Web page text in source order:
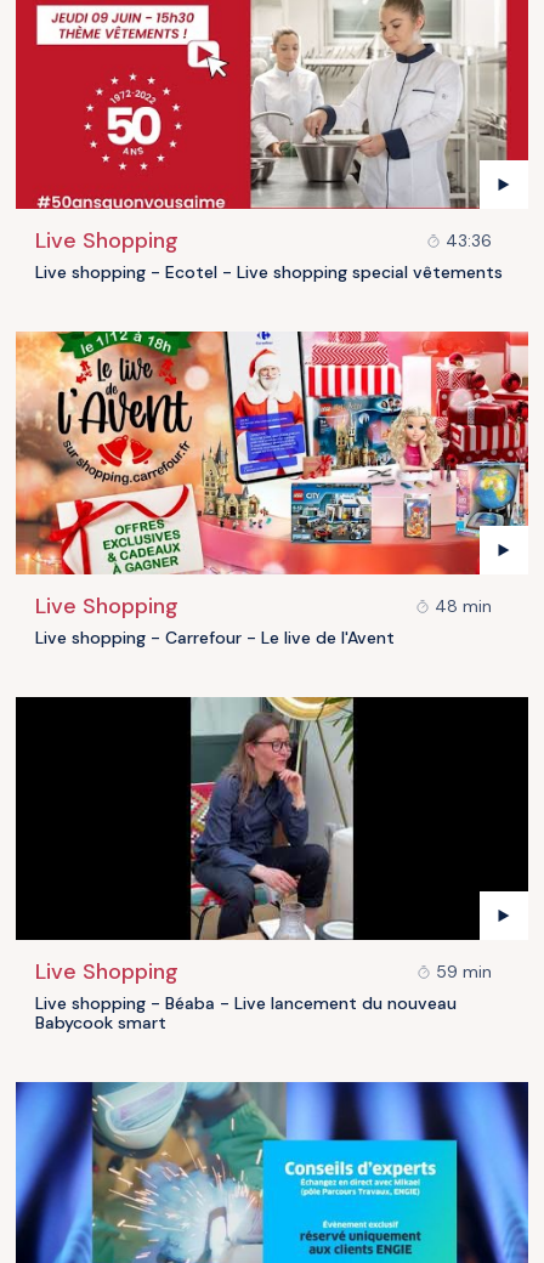
Live Shopping
43:36
Live shopping - Ecotel - Live shopping special vêtements
Live Shopping
48 min
Live shopping - Carrefour - Le live de l'Avent
Live Shopping
59 min
Live shopping - Béaba - Live lancement du nouveau
Babycook smart